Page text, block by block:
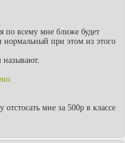
по всему мне ближе будет
при этом из этого
называют.
мне за 500р в классе